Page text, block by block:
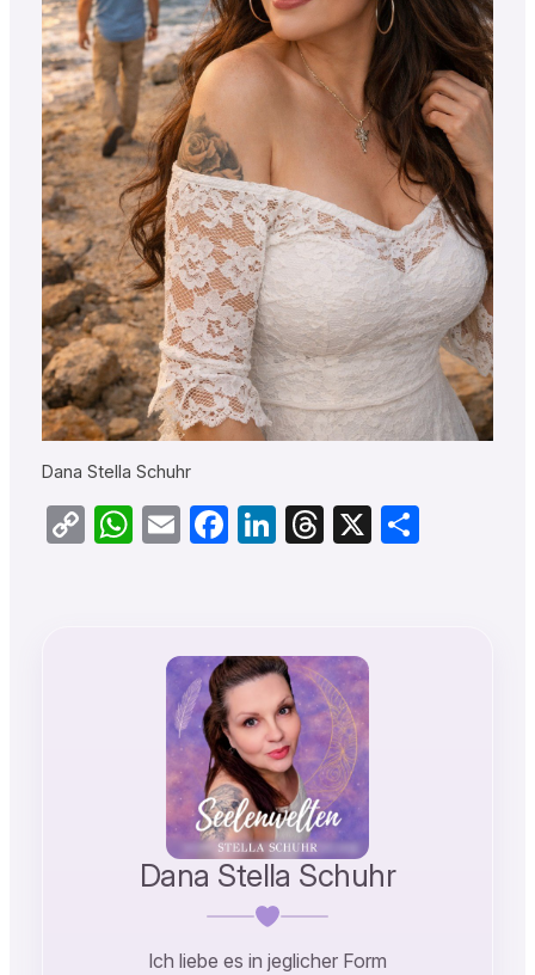
Dana Stella Schuhr
CopyWhatsApp
EmailFacebook
LinkedIn
Threads
X Teilen
Dana Stella Schuhr
Ich liebe es in jeglicher Form